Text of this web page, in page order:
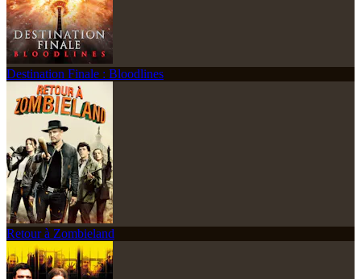
Destination Finale : Bloodlines
Retour à Zombieland